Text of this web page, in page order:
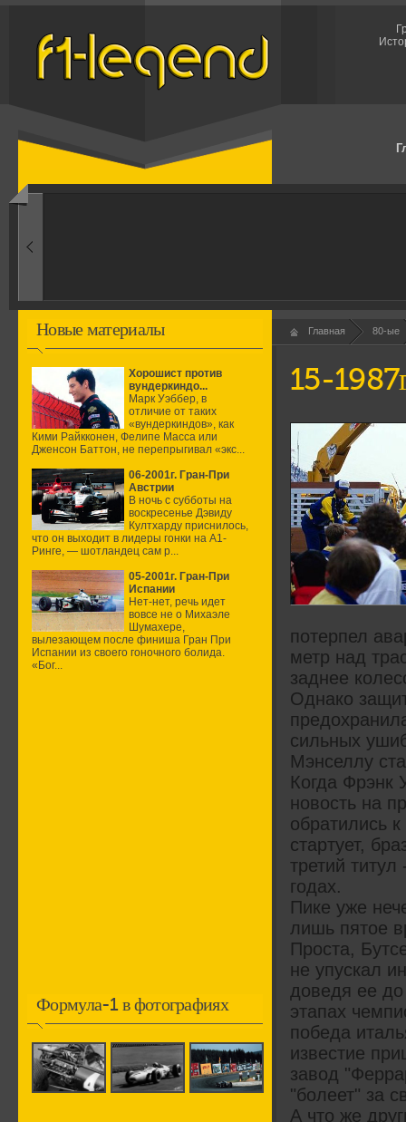
1960-ые
Новые материалы
Хорошист против
вундеркиндо...
Марк Уэббер, в
отличие от таких
«вундеркиндов», как
Кими Райкконен, Фелипе Масса или
Дженсон Баттон, не перепрыгивал «экс...
06-2001г. Гран-При
Австрии
В ночь с субботы на
воскресенье Дэвиду
Култхарду приснилось,
что он выходит в лидеры гонки на А1-
Ринге, — шотландец сам р...
05-2001г. Гран-При
Испании
Нет-нет, речь идет
вовсе не о Михаэле
Шумахере,
вылезающем после финиша Гран При
Испании из своего гоночного болида.
«Бог...
Формула-1 в фотографиях
Главная 80-ые
15-
потерпел
метр над
заднее
Однако
сильных
Мэнселлу
Когда Фрэнк
новость на
обратились
стартует,
третий
годах.
Пике уже
лишь пятое
Проста,
не упускал
доведя ее
этапах
победа
известие
завод
"болеет" за
А что же